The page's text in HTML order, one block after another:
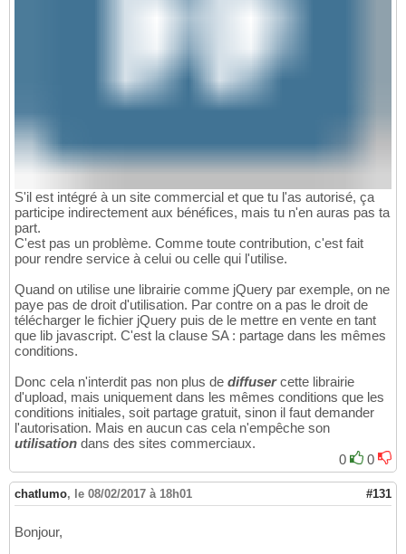
S'il est intégré à un site commercial et que tu l'as autorisé, ça
participe indirectement aux bénéfices, mais tu n'en auras pas ta
part.
C'est pas un problème. Comme toute contribution, c'est fait
pour rendre service à celui ou celle qui l'utilise.
Quand on utilise une librairie comme jQuery par exemple, on ne
paye pas de droit d'utilisation. Par contre on a pas le droit de
télécharger le fichier jQuery puis de le mettre en vente en tant
que lib javascript. C'est la clause SA : partage dans les mêmes
conditions.
Donc cela n'interdit pas non plus de diffusercette librairie
d'upload, mais uniquement dans les mêmes conditions que les
conditions initiales, soit partage gratuit, sinon il faut demander
l'autorisation. Mais en aucun cas cela n'empêche son
utilisation dans des sites commerciaux.
0
0
chatlumo, le 08/02/2017 à 18h01 #131
Bonjour,